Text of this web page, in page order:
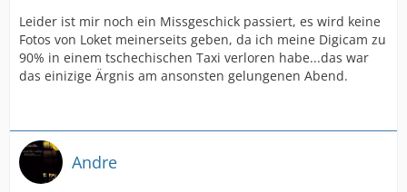
Leider ist mir noch ein Missgeschick passiert, es wird keine
Fotos von Loket meinerseits geben, da ich meine Digicam zu
90% in einem tschechischen Taxi verloren habe...das war
das einizige Ärgnis am ansonsten gelungenen Abend.
Andre